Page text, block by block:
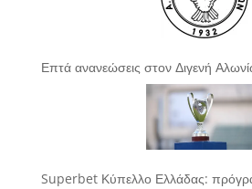
Επτά ανανεώσεις στον Διγενή
Superbet Κύπελλο Ελλάδας: